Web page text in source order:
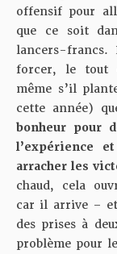
offensif pour
que ce soit
lancers-francs.
forcer, le tout
même s’il
cette année)
bonheur pour
l’expérience
arracher les
chaud, cela
car il arrive – et
des prises à
problème pour